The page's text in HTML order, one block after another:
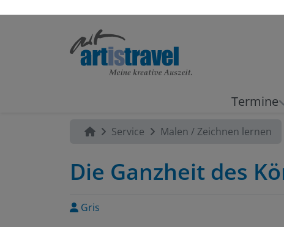
Service Malen / Zeichnen lernen
Die Ganzheit des
Gris